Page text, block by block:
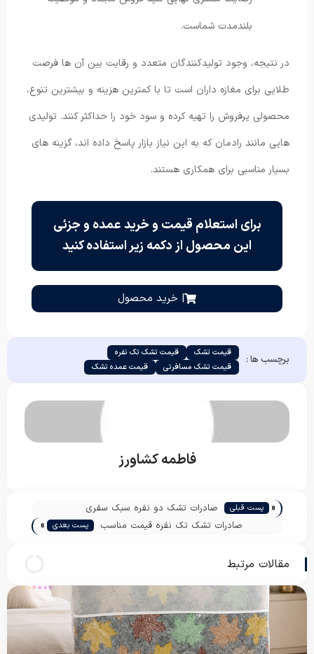
بلندمدت شماست.
در نتیجه، وجود تولیدکنندگان متعدد و رقابت بین آن ها فرصت
طلایی برای مغازه داران است تا با کمترین هزینه و بیشترین تنوع،
محصولی پرفروش را تهیه کرده و سود خود را حداکثر کنند. تولیدی
هایی مانند رادمان که به این نیاز بازار پاسخ داده اند، گزینه های
بسیار مناسبی برای همکاری هستند.
برای استعلام قیمت و خرید عمده و جزئی
این محصول از دکمه زیر استفاده کنید
| خرید محصول
برچسب ها : قیمت تشک
قیمت تشک تک نفره
قیمت تشک مسافرتی
قیمت عمده تشک
فاطمه کشاورز
« پست قبلی
صادرات تشک دو نفره سبک سفری
صادرات تشک تک نفره قیمت مناسب
پست بعدی »
مقالات مرتبط